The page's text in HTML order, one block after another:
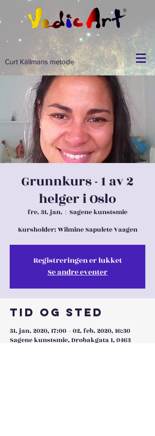
Curt Källmans metode
Grunnkurs - 1 av 2
helger i Oslo
fre. 31. jan.
  |
Sagene kunstsmie
Kursholder: Wilmine Sapulete Vaagen
Registreringen er lukket
Se andre eventer
Tid og sted
31. jan. 2020, 17:00 – 02. feb. 2020, 16:30
Sagene kunstsmie, Drøbakgata 1, 0463